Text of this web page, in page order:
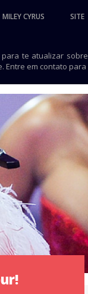
MILEY CYRUS SITE
para te atualizar
Entre em contato